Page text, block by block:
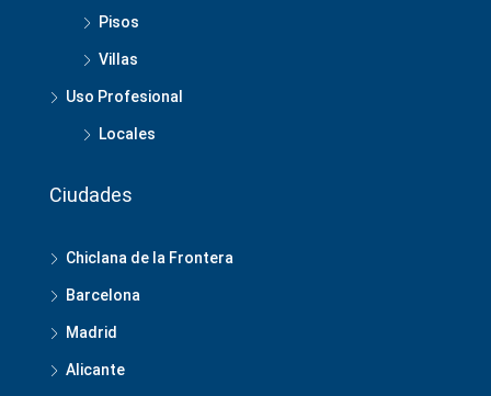
Pisos
Villas
Uso Profesional
Locales
Ciudades
Chiclana de la Frontera
Barcelona
Madrid
Alicante